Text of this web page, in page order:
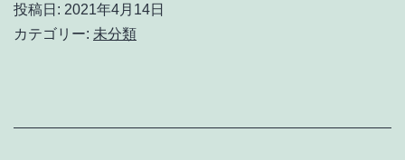
投稿日: 2021年4月14日
カテゴリー: 未分類